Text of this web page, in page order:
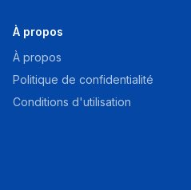
À propos
À propos
Politique de confidentialité
Conditions d'utilisation